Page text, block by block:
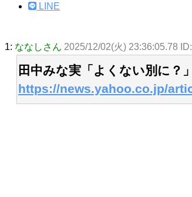
LINE
1: ななしさん 2025/12/02(火) 23:36:05.78
田中みな実「よくない別に？
https://news.yahoo.co.jp/